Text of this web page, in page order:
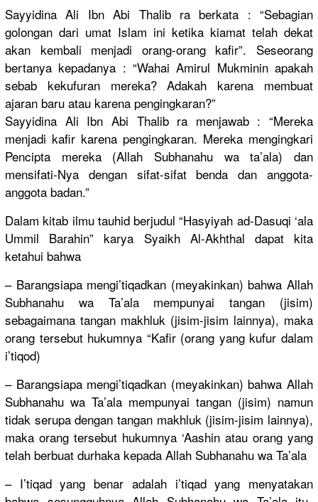
Sayyidina Ali Ibn Abi Thalib ra berkata : “Sebagian
golongan dari umat Islam ini ketika kiamat telah dekat
akan kembali menjadi orang-orang kafir”. Seseorang
bertanya kepadanya : “Wahai Amirul Mukminin apakah
sebab kekufuran mereka? Adakah karena membuat
ajaran baru atau karena pengingkaran?”
Sayyidina Ali Ibn Abi Thalib ra menjawab : “Mereka
menjadi kafir karena pengingkaran. Mereka mengingkari
Pencipta mereka (Allah Subhanahu wa ta’ala) dan
mensifati-Nya dengan sifat-sifat benda dan anggota-
anggota badan.”
Dalam kitab ilmu tauhid berjudul “Hasyiyah ad-Dasuqi ‘ala
Ummil Barahin” karya Syaikh Al-Akhthal dapat kita
ketahui bahwa
– Barangsiapa mengi’tiqadkan (meyakinkan) bahwa Allah
Subhanahu wa Ta’ala mempunyai tangan (jisim)
sebagaimana tangan makhluk (jisim-jisim lainnya), maka
orang tersebut hukumnya “Kafir (orang yang kufur dalam
i’tiqod)
– Barangsiapa mengi’tiqadkan (meyakinkan) bahwa Allah
Subhanahu wa Ta’ala mempunyai tangan (jisim) namun
tidak serupa dengan tangan makhluk (jisim-jisim lainnya),
maka orang tersebut hukumnya ‘Aashin atau orang yang
telah berbuat durhaka kepada Allah Subhanahu wa Ta’ala
– I’tiqad yang benar adalah i’tiqad yang menyatakan